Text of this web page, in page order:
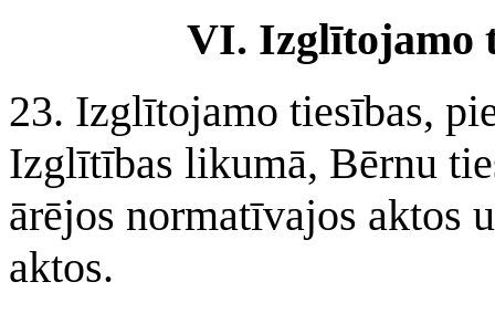
VI. Izglītojamo
23. Izglītojamo tiesības,
Izglītības likumā, Bērnu
ārējos normatīvajos aktos
aktos.